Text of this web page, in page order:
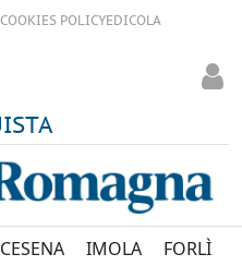
COOKIES POLICYEDICOLA
CESENA IMOLA FORLÌ